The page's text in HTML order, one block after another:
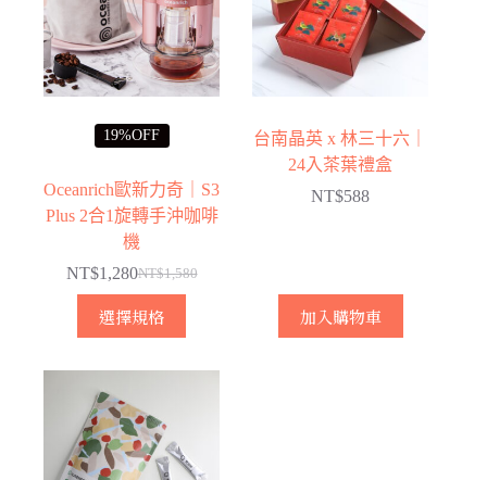
19%OFF
Oceanrich歐新力奇｜S3
Plus 2合1旋轉手沖咖啡
機
NT$1,580
始
價
NT$1,280
前
價
選擇規格
此
產
多
種
款
台南晶英 x 林三十六｜
24入茶葉禮盒
NT$588
加入購物車